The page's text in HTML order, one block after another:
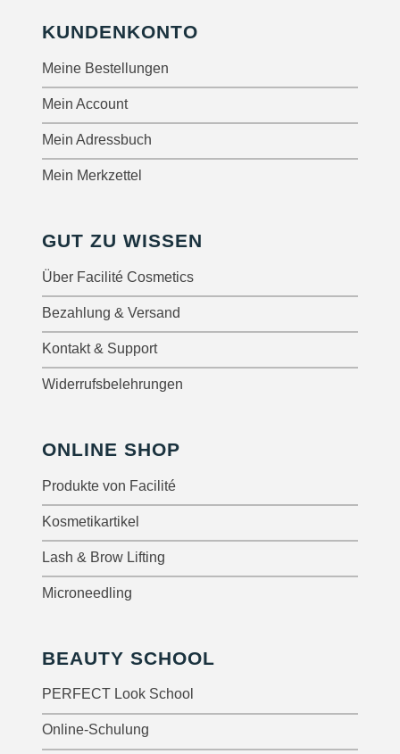
KUNDENKONTO
Meine Bestellungen
Mein Account
Mein Adressbuch
Mein Merkzettel
GUT ZU WISSEN
Über Facilité Cosmetics
Bezahlung & Versand
Kontakt & Support
Widerrufsbelehrungen
ONLINE SHOP
Produkte von Facilité
Kosmetikartikel
Lash & Brow Lifting
Microneedling
BEAUTY SCHOOL
PERFECT Look School
Online-Schulung